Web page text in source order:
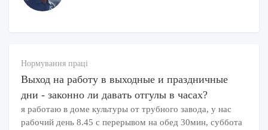
Нормування праці
Выход на работу в выходные и праздничные
дни - законно ли давать отгулы в часах?
я работаю в доме культуры от трубного завода, у нас
рабочий день 8.45 с перерывом на обед 30мин, суббота